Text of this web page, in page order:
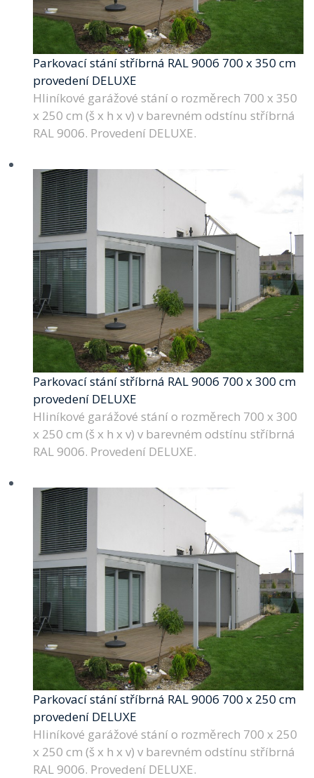
Parkovací stání stříbrná RAL 9006 700 x 350 cm
provedení DELUXE
Hliníkové garážové stání o rozměrech 700 x 350
x 250 cm (š x h x v) v barevném odstínu stříbrná
RAL 9006. Provedení DELUXE.
Parkovací stání stříbrná RAL 9006 700 x 300 cm
provedení DELUXE
Hliníkové garážové stání o rozměrech 700 x 300
x 250 cm (š x h x v) v barevném odstínu stříbrná
RAL 9006. Provedení DELUXE.
Parkovací stání stříbrná RAL 9006 700 x 250 cm
provedení DELUXE
Hliníkové garážové stání o rozměrech 700 x 250
x 250 cm (š x h x v) v barevném odstínu stříbrná
RAL 9006. Provedení DELUXE.